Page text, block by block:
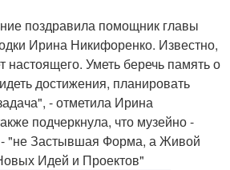
поздравила помощник главы
Ирина Никифоренко. Известно,
настоящего. Уметь беречь память о
достижения, планировать
- отметила Ирина
подчеркнула, что музейно -
"не Застывшая Форма, а Живой
Идей и Проектов"